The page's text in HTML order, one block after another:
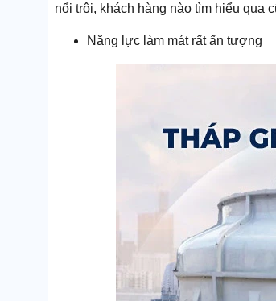
nổi trội, khách hàng nào tìm hiểu qua
Năng lực làm mát rất ấn tượng